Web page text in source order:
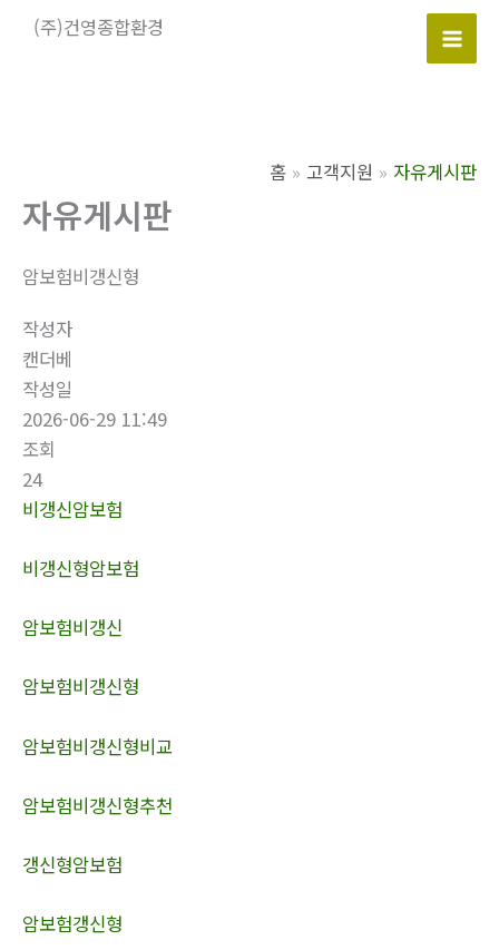
(주)건영종합환경
Main
홈 고객지원 자유게시판
자유게시판
암보험비갱신형
작성자
캔더베
작성일
2026-06-29 11:49
조회
24
비갱신암보험
비갱신형암보험
암보험비갱신
암보험비갱신형
암보험비갱신형비교
암보험비갱신형추천
갱신형암보험
암보험갱신형